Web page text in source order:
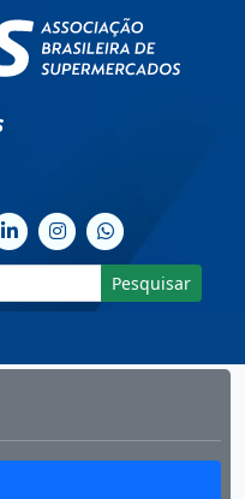
Pesquisar